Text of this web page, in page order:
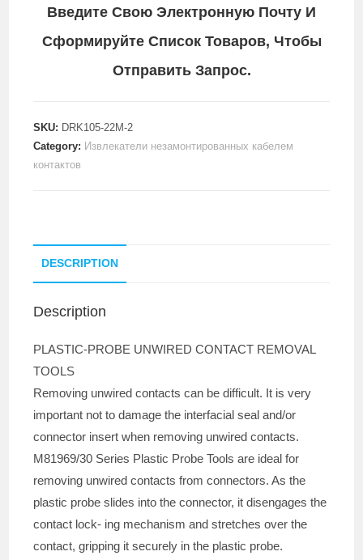
Введите Свою Электронную Почту И
Сформируйте Список Товаров, Чтобы
Отправить Запрос.
SKU: DRK105-22M-2
Category: Извлекатели незамонтированных кабелем
контактов
DESCRIPTION
Description
PLASTIC-PROBE UNWIRED CONTACT REMOVAL
TOOLS
Removing unwired contacts can be difficult. It is very
important not to damage the interfacial seal and/or
connector insert when removing unwired contacts.
M81969/30 Series Plastic Probe Tools are ideal for
removing unwired contacts from connectors. As the
plastic probe slides into the connector, it disengages the
contact lock- ing mechanism and stretches over the
contact, gripping it securely in the plastic probe.